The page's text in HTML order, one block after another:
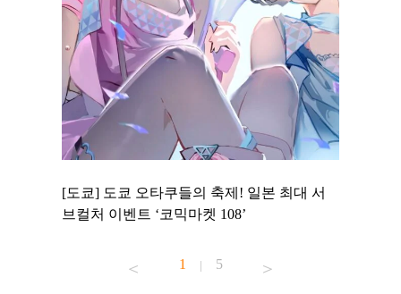
[도쿄] 도쿄 오타쿠들의 축제! 일본 최대 서
브컬처 이벤트 ‘코믹마켓 108’
1 | 5